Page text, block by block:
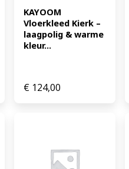
KAYOOM
Vloerkleed Kierk –
laagpolig & warme
kleur...
€124,00